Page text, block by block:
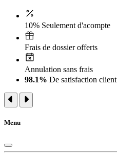
10% Seulement d'acompte
Frais de dossier offerts
Annulation sans frais
98.1% De satisfaction client
Menu